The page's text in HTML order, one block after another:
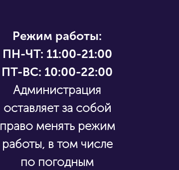
Режим работы:
ПН-ЧТ: 11:00-21:00
ПТ-ВС: 10:00-22:00
Администрация
оставляет за собой
право менять режим
работы, в том числе
по погодным